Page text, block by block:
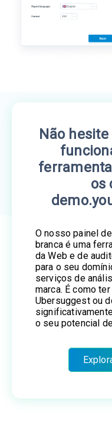
Não
os
O nosso painel
branca é uma
da Web e de
para o seu
serviços de
marca. É como
Ubersuggest ou
o seu potencial